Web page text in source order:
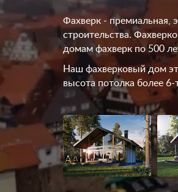
Фахверк - премиальная,
строительства.
домам фахверк по 500
Наш фахверковый дом
высота потолка более